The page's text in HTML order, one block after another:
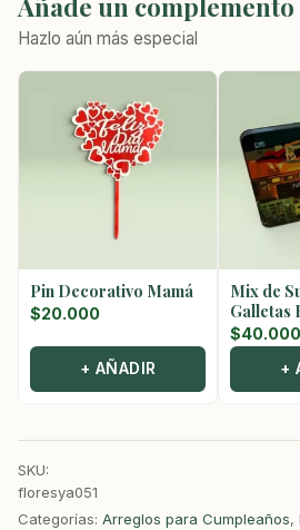
Hazlo aún más especial
Pin Decorativo Mamá
$20.000
+ AÑADIR
Mix de
Galletas
$40.000
+
SKU:
floresya051
Categorías: Arreglos para Cumpleaños,